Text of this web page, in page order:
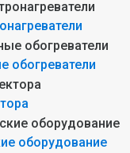
обогреватели
оборудование